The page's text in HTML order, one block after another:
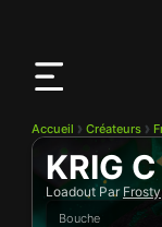
Accueil Créateurs
KRIG C
Loadout Par Frosty
Bouche